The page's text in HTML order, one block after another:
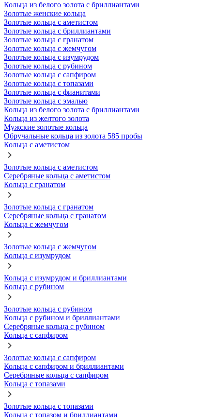
Кольца из белого золота с бриллиантами
Золотые женские кольца
Золотые кольца с аметистом
Золотые кольца с бриллиантами
Золотые кольца с гранатом
Золотые кольца с жемчугом
Золотые кольца с изумрудом
Золотые кольца с рубином
Золотые кольца с сапфиром
Золотые кольца с топазами
Золотые кольца с фианитами
Золотые кольца с эмалью
Кольца из белого золота с бриллиантами
Кольца из желтого золота
Мужские золотые кольца
Обручальные кольца из золота 585 пробы
Кольца с аметистом
Золотые кольца с аметистом
Серебряные кольца с аметистом
Кольца с гранатом
Золотые кольца с гранатом
Серебряные кольца с гранатом
Кольца с жемчугом
Золотые кольца с жемчугом
Кольца с изумрудом
Кольца с изумрудом и бриллиантами
Кольца с рубином
Золотые кольца с рубином
Кольца с рубином и бриллиантами
Серебряные кольца с рубином
Кольца с сапфиром
Золотые кольца с сапфиром
Кольца с сапфиром и бриллиантами
Серебряные кольца с сапфиром
Кольца с топазами
Золотые кольца с топазами
Кольца с топазом и бриллиантами